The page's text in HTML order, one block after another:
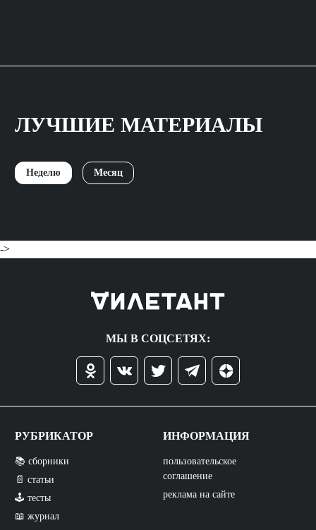
ЛУЧШИЕ МАТЕРИАЛЫ
Неделю Месяц
->
МЫ В СОЦСЕТЯХ:
РУБРИКАТОР
📚 сборники
📄 статьи
🕹️ тесты
📖 журнал
ИНФОРМАЦИЯ
пользовательское
соглашение
реклама на сайте